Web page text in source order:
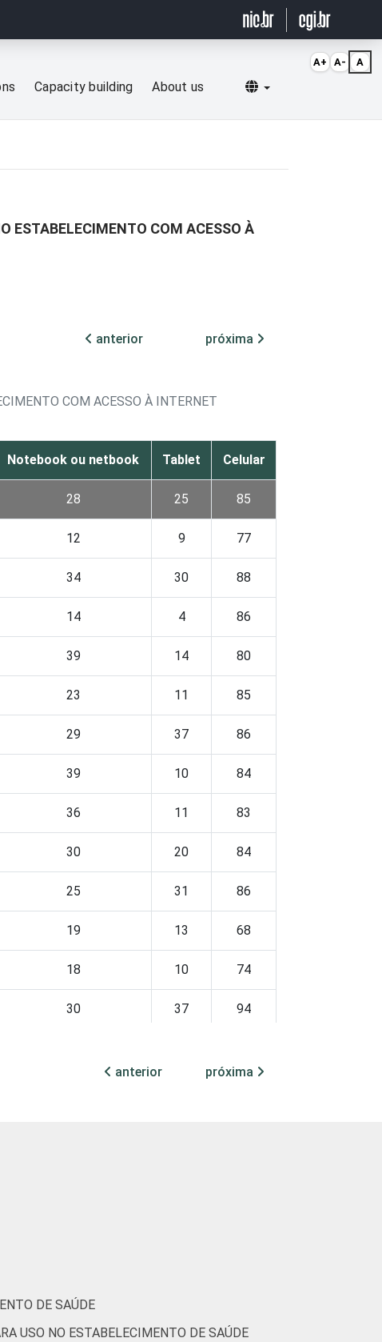
Capacity building About us Selecionar idioma
ESTABELECIMENTO COM ACESSO À
anterior
próxima
COM ACESSO À INTERNET
Notebook ou netbook Tablet Celular
28 25 85
12 9 77
34 30 88
14 4 86
39 14 80
23 11 85
29 37 86
39 10 84
36 11 83
30 20 84
25 31 86
19 13 68
18 10 74
30 37 94
anterior próxima
DE SAÚDE
USO NO ESTABELECIMENTO DE SAÚDE
A+ A- A